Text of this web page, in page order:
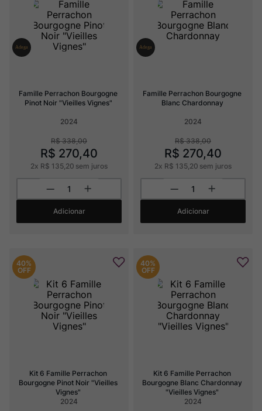
Famille Perrachon Bourgogne
Pinot Noir "Vieilles Vignes"
2024
R$ 338,00
R$ 270,40
2x R$ 135, 20 sem juros
Adicionar
Famille Perrachon Bourgogne
Blanc Chardonnay
2024
R$ 338,00
R$ 270,40
2x R$ 135, 20 sem juros
Adicionar
40%
OFF
Kit 6 Famille Perrachon
Bourgogne Pinot Noir "Vieilles
Vignes"
2024
40%
OFF
Kit 6 Famille Perrachon
Bourgogne Blanc Chardonnay
"Vieilles Vignes"
2024
Rocim
Ver Sacrum
10 Champagne